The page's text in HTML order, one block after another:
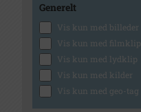
Generelt
Vis kun med billeder
Vis kun med filmklip
Vis kun med lydklip
Vis kun med kilder
Vis kun med geo-tag